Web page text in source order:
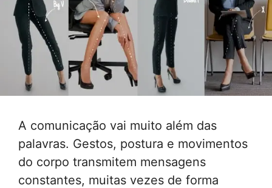
A comunicação vai muito além das
palavras. Gestos, postura e movimentos
do corpo transmitem mensagens
constantes, muitas vezes de forma